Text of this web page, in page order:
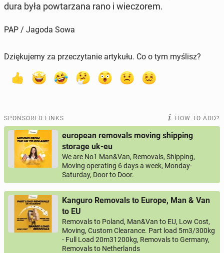
du­ra była pow­tarzana rano i wiec­zorem.
PAP / Jagoda Sowa
Dziękujemy za przeczytanie artykułu. Co o tym myślisz?
SPONSORED LINKS HOW TO ADD?
european removals moving shipping
storage uk-eu
We are No1 Man&Van, Removals, Shipping,
Moving operating 6 days a week, Monday-
Saturday, Door to Door.
Kanguro Removals to Europe, Man & Van
to EU
Removals to Poland, Man&Van to EU, Low Cost,
Moving, Custom Clearance. Part load 5m3/300kg
- Full Load 20m31200kg, Removals to Germany,
Removals to Netherlands